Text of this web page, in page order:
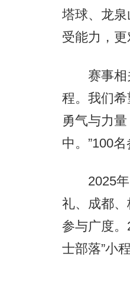
塔球、龙
受能力，更
赛事相关
程。我们
勇气与力
中。”100
2025年
礼、成都
参与广度
士部落”小